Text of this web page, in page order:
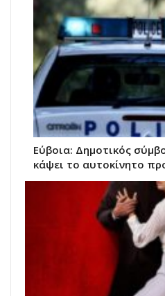
Εύβοια: Δημοτικός
κάψει το αυτοκίνητο